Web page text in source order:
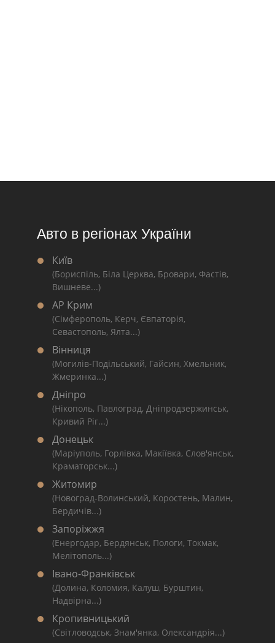
Авто в регіонах України
Київ
(Бориспіль, Біла Церква, Бровари, Фастів,
Вишневе...)
АР Крим
(Сімферополь, Керч, Євпаторія,
Севастополь, Ялта...)
Вінниця
(Могилів-Подільський, Гайсин, Хмельник,
Жмеринка...)
Дніпро
(Нікополь, Павлоград, Дніпродзержинськ,
Кривий Ріг...)
Донецьк
(Маріуполь, Горлівка, Макіївка, Слов'янськ,
Краматорськ...)
Житомир
(Новоград-Волинський, Коростень, Малин,
Бердичів...)
Запоріжжя
(Енергодар, Бердянськ, Пологи, Токмак,
Мелітополь...)
Івано-Франківськ
(Долина, Коломия, Калуш, Бурштин,
Надвірна...)
Кропивницький
(Світловодськ, Знам'янка, Олександрія...)